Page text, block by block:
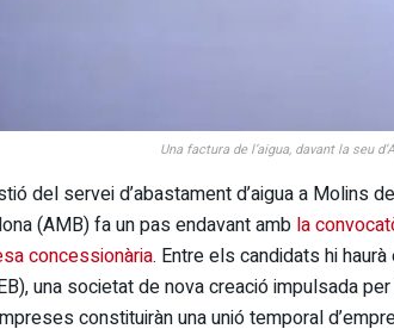
Una factura de l’aigua, davant la seu
del servei d’abastament d’aigua a Molins
(AMB) fa un pas endavant amb la
concessionària. Entre els candidats hi
una societat de nova creació impulsada
constituiràn una unió temporal